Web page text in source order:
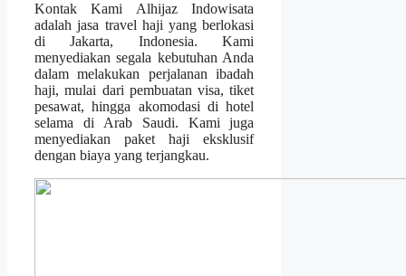
Kontak Kami Alhijaz Indowisata
adalah jasa travel haji yang berlokasi
di Jakarta, Indonesia. Kami
menyediakan segala kebutuhan Anda
dalam melakukan perjalanan ibadah
haji, mulai dari pembuatan visa, tiket
pesawat, hingga akomodasi di hotel
selama di Arab Saudi. Kami juga
menyediakan paket haji eksklusif
dengan biaya yang terjangkau.